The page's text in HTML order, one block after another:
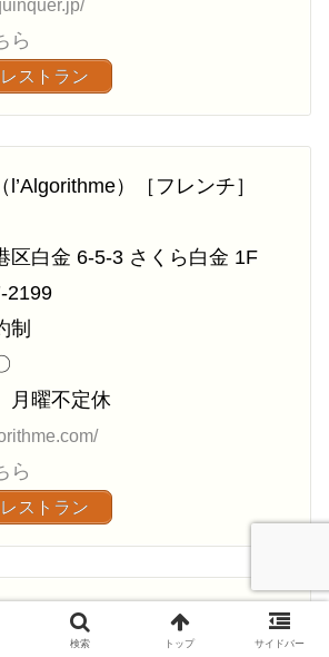
ら
ストラン
（l’Algorithme）［フレンチ］
区白金 6-5-3 さくら白金 1F
2199
制
月曜不定休
ら
ストラン
（L’Alchimiste）［フレンチ］
区白金1-25-26 フィラージュ白
検索 トップ サイドバー